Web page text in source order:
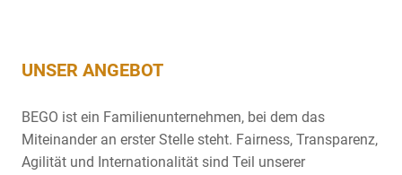
UNSER ANGEBOT
BEGO ist ein Familienunternehmen, bei dem das
Miteinander an erster Stelle steht. Fairness, Transparenz,
Agilität und Internationalität sind Teil unserer